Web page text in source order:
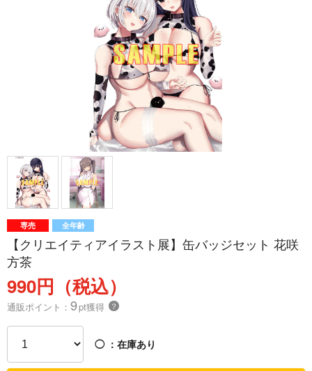
専売 全年齢
【クリエイティアイラスト展】缶バッジセット 花咲
方茶
990円（税込）
通販ポイント： 9pt獲得 ？
◯ ：在庫あり